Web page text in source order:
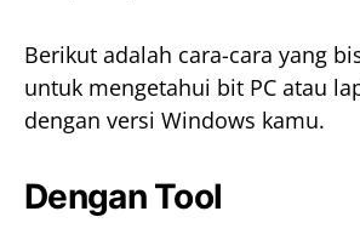
Berikut adalah cara-cara yang
untuk mengetahui bit PC atau
dengan versi Windows kamu.
Dengan Tool